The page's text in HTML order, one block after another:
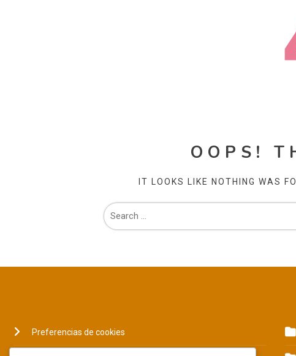
OOPS!
IT LOOKS LIKE NOTHING WAS
Preferencias de cookies